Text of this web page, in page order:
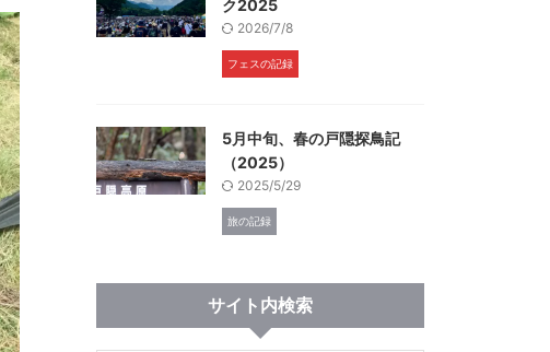
ク2025
2026/7/8
フェスの記録
5月中旬、春の戸隠探鳥記
（2025）
2025/5/29
旅の記録
サイト内検索